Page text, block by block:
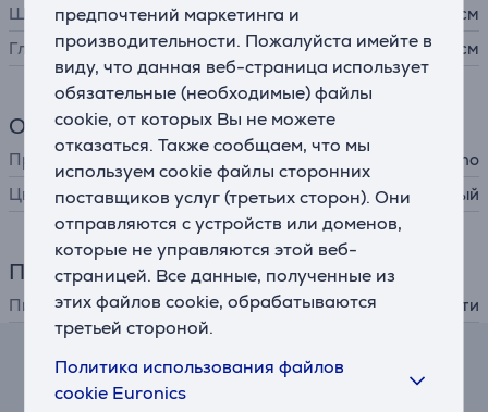
предпочтений маркетинга и
производительности. Пожалуйста имейте в
виду, что данная веб-страница использует
обязательные (необходимые) файлы
cookie, от которых Вы не можете
отказаться. Также сообщаем, что мы
используем cookie файлы сторонних
поставщиков услуг (третьих сторон). Они
отправляются с устройств или доменов,
которые не управляются этой веб-
страницей. Все данные, полученные из
этих файлов cookie, обрабатываются
третьей стороной.
Политика использования файлов
cookie Euronics
Ширина
3,5 см
Глубина
3,5 см
Общий параметр
Производитель
Netatmo
Цвет
белый
Питание
Питание от сети
Калькулятор лизинга и аренды